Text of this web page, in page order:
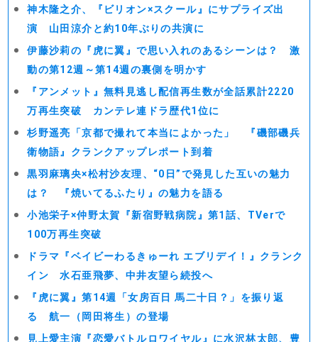
神木隆之介、『ビリオン×スクール』にサプライズ出
演 山田涼介と約10年ぶりの共演に
伊藤沙莉の『虎に翼』で思い入れのあるシーンは？ 激
動の第12週～第14週の裏側を明かす
『アンメット』無料見逃し配信再生数が全話累計2220
万再生突破 カンテレ連ドラ歴代1位に
杉野遥亮「京都で撮れて本当によかった」 『磯部磯兵
衛物語』クランクアップレポート到着
黒羽麻璃央×松村沙友理、“0日”で発見した互いの魅力
は？ 『焼いてるふたり』の魅力を語る
小池栄子×仲野太賀『新宿野戦病院』第1話、TVerで
100万再生突破
ドラマ『ベイビーわるきゅーれ エブリデイ！』クランク
イン 水石亜飛夢、中井友望ら続投へ
『虎に翼』第14週「女房百日 馬二十日？」を振り返
る 航一（岡田将生）の登場
見上愛主演『恋愛バトルロワイヤル』に水沢林太郎、豊